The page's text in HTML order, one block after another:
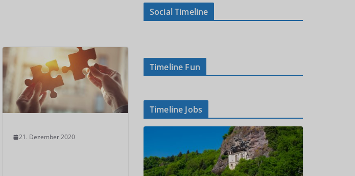
21. Dezember 2020
Social Timeline
Timeline Fun
Timeline Jobs